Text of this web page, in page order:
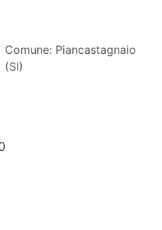
Comune: Piancastagnaio
(SI)